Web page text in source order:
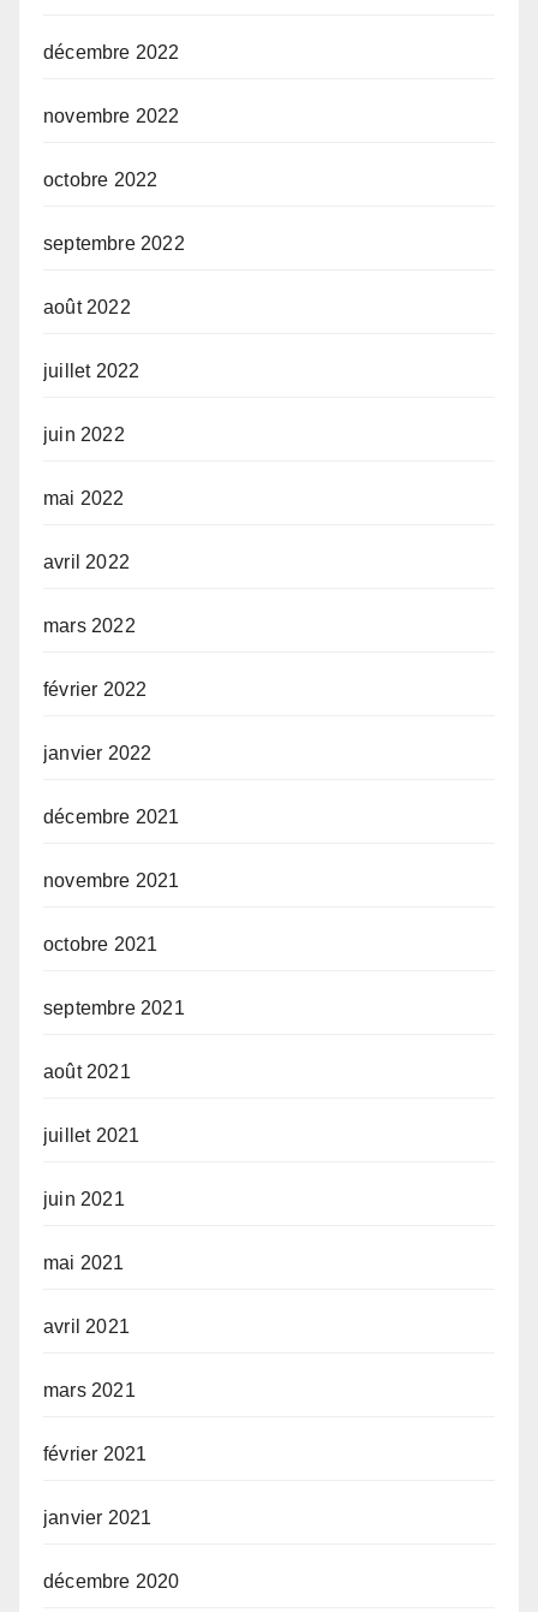
décembre 2022
novembre 2022
octobre 2022
septembre 2022
août 2022
juillet 2022
juin 2022
mai 2022
avril 2022
mars 2022
février 2022
janvier 2022
décembre 2021
novembre 2021
octobre 2021
septembre 2021
août 2021
juillet 2021
juin 2021
mai 2021
avril 2021
mars 2021
février 2021
janvier 2021
décembre 2020